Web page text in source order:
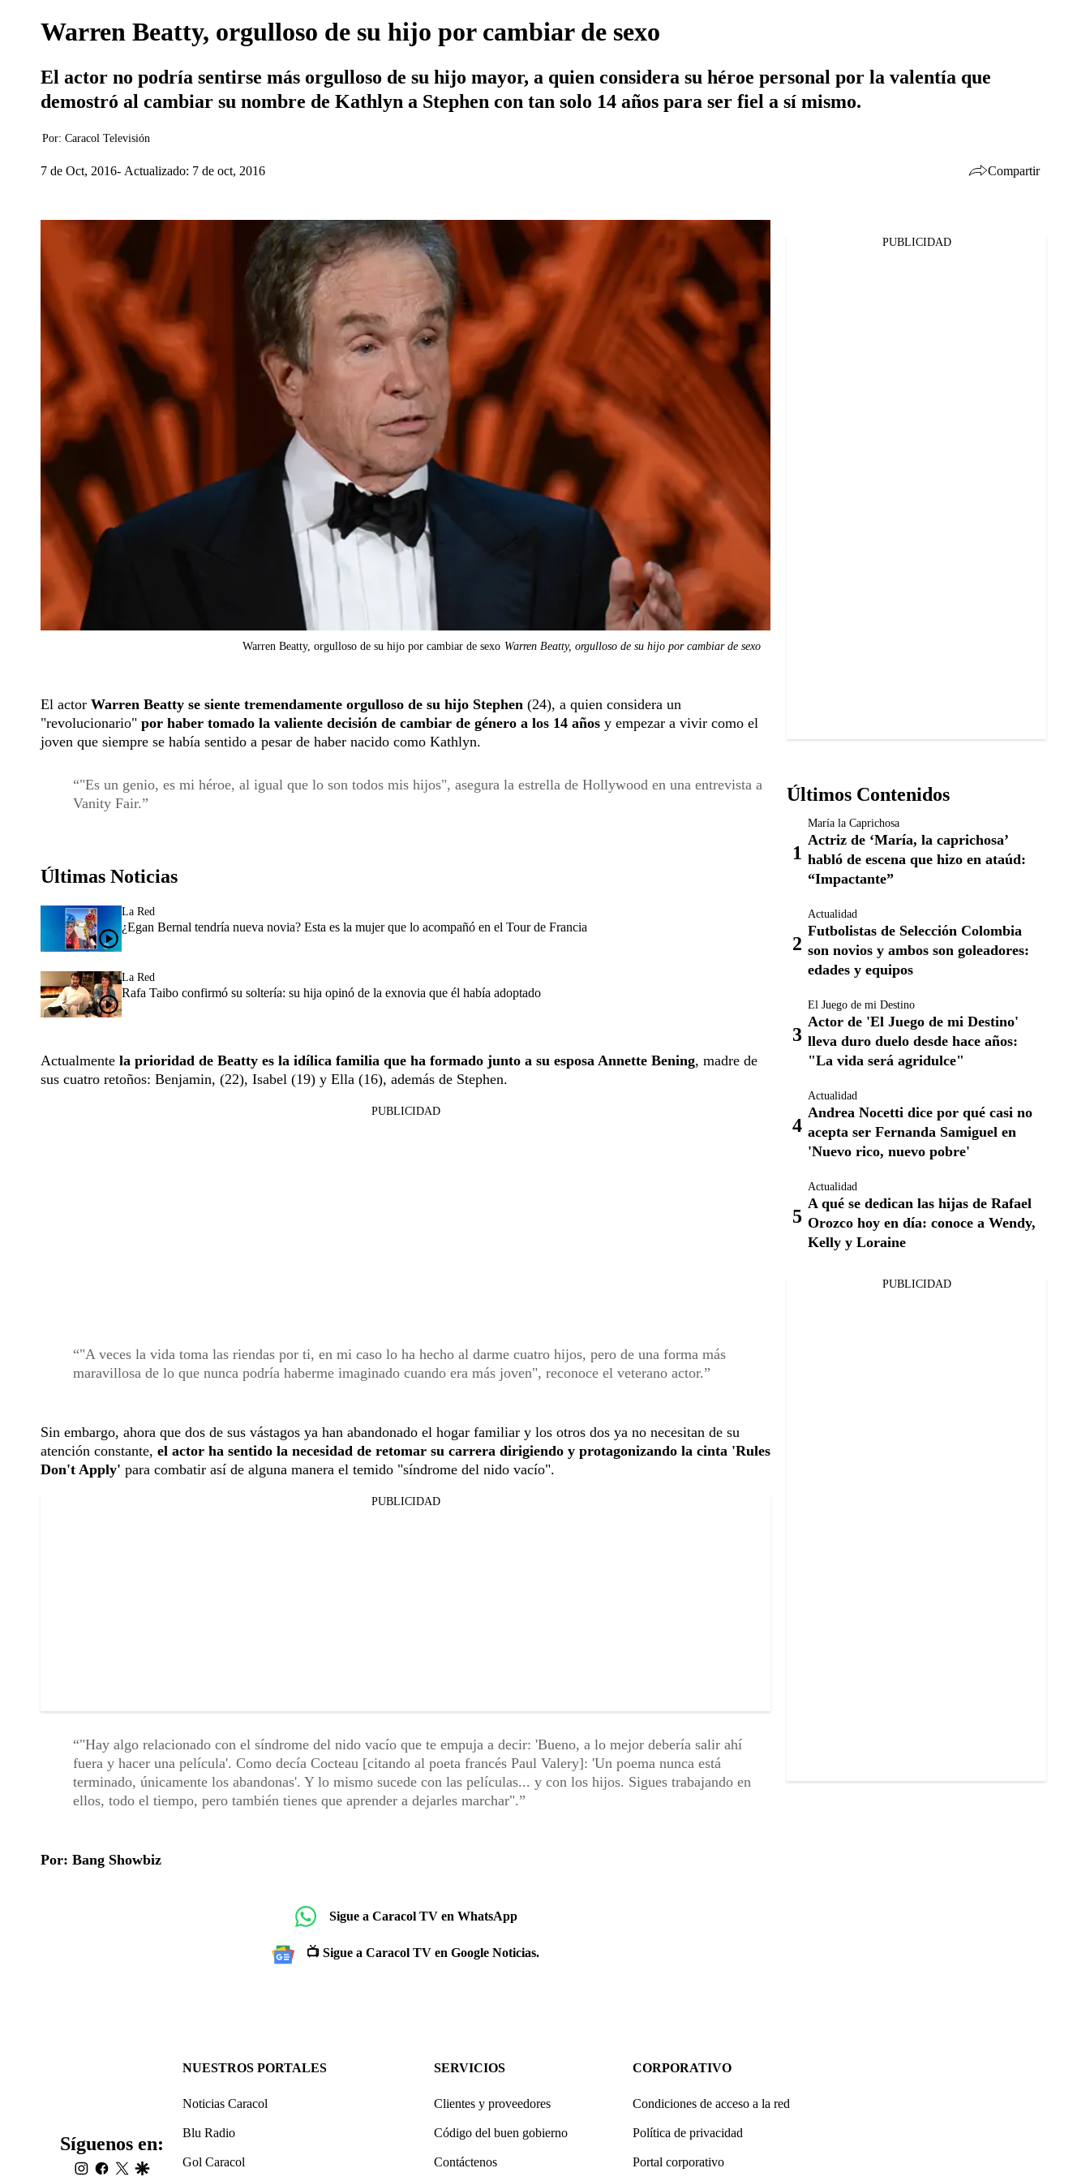
Warren Beatty, orgulloso de su hijo por cambiar de sexo
El actor no podría sentirse más orgulloso de su hijo mayor, a quien considera su héroe personal por la valentía que
demostró al cambiar su nombre de Kathlyn a Stephen con tan solo 14 años para ser fiel a sí mismo.
Por: Caracol Televisión
7 de Oct, 2016 Actualizado: 7 de oct, 2016 Compartir
Warren Beatty, orgulloso de su hijo por cambiar de sexo Warren Beatty, orgulloso de su hijo por cambiar de sexo
El actor Warren Beatty se siente tremendamente orgulloso de su hijo Stephen (24), a quien considera un
"revolucionario" por haber tomado la valiente decisión de cambiar de género a los 14 años y empezar a vivir como el
joven que siempre se había sentido a pesar de haber nacido como Kathlyn.
"Es un genio, es mi héroe, al igual que lo son todos mis hijos", asegura la estrella de Hollywood en una entrevista a
Vanity Fair.
Últimas Noticias
La Red
¿Egan Bernal tendría nueva novia? Esta es la mujer que lo acompañó en el Tour de Francia
La Red
Rafa Taibo confirmó su soltería: su hija opinó de la exnovia que él había adoptado
Actualmente la prioridad de Beatty es la idílica familia que ha formado junto a su esposa Annette Bening, madre de
sus cuatro retoños: Benjamin, (22), Isabel (19) y Ella (16), además de Stephen.
PUBLICIDAD
"A veces la vida toma las riendas por ti, en mi caso lo ha hecho al darme cuatro hijos, pero de una forma más
maravillosa de lo que nunca podría haberme imaginado cuando era más joven", reconoce el veterano actor.
Sin embargo, ahora que dos de sus vástagos ya han abandonado el hogar familiar y los otros dos ya no necesitan de su
atención constante, el actor ha sentido la necesidad de retomar su carrera dirigiendo y protagonizando la cinta 'Rules
Don't Apply' para combatir así de alguna manera el temido "síndrome del nido vacío".
PUBLICIDAD
"Hay algo relacionado con el síndrome del nido vacío que te empuja a decir: 'Bueno, a lo mejor debería salir ahí
fuera y hacer una película'. Como decía Cocteau [citando al poeta francés Paul Valery]: 'Un poema nunca está
terminado, únicamente los abandonas'. Y lo mismo sucede con las películas... y con los hijos. Sigues trabajando en
ellos, todo el tiempo, pero también tienes que aprender a dejarles marchar".
Por: Bang Showbiz
Sigue a Caracol TV en WhatsApp
📺 Sigue a Caracol TV en Google Noticias.
PUBLICIDAD
Últimos Contenidos
María la Caprichosa
Actriz de ‘María, la caprichosa’
habló de escena que hizo en ataúd:
“Impactante”
Actualidad
Futbolistas de Selección Colombia
son novios y ambos son goleadores:
edades y equipos
El Juego de mi Destino
Actor de 'El Juego de mi Destino'
lleva duro duelo desde hace años:
"La vida será agridulce"
Actualidad
Andrea Nocetti dice por qué casi no
acepta ser Fernanda Samiguel en
'Nuevo rico, nuevo pobre'
Actualidad
A qué se dedican las hijas de Rafael
Orozco hoy en día: conoce a Wendy,
Kelly y Loraine
PUBLICIDAD
Síguenos en:
instagram
facebook
twittergoogle
NUESTROS PORTALES
Noticias Caracol
Blu Radio
Gol Caracol
SERVICIOS
Clientes y proveedores
Código del buen gobierno
Contáctenos
CORPORATIVO
Condiciones de acceso a la red
Política de privacidad
Portal corporativo